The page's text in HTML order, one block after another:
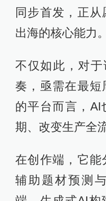
同步首发，正
出海的核心能力。
不仅如此，对于
奏，亟需在最短
的平台而言，AI
期、改变生产全
在创作端，它能
辅助题材预测